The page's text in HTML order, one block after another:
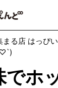
まる店 はっぴ
でホ